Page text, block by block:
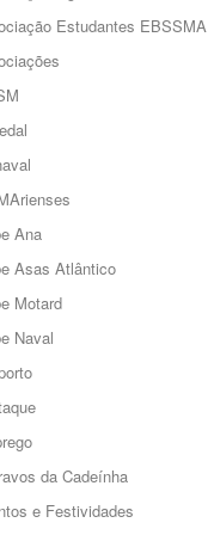
Estudantes EBSSMA
Ana
Asas Atlântico
Motard
Naval
da Cadeínha
e Festividades